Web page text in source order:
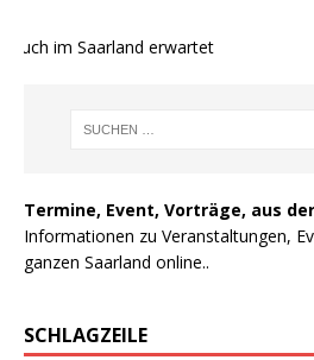
im Saarland erwartet
Termine, Event, Vorträge, aus
Informationen zu Veranstaltungen,
ganzen Saarland online..
SCHLAGZEILE